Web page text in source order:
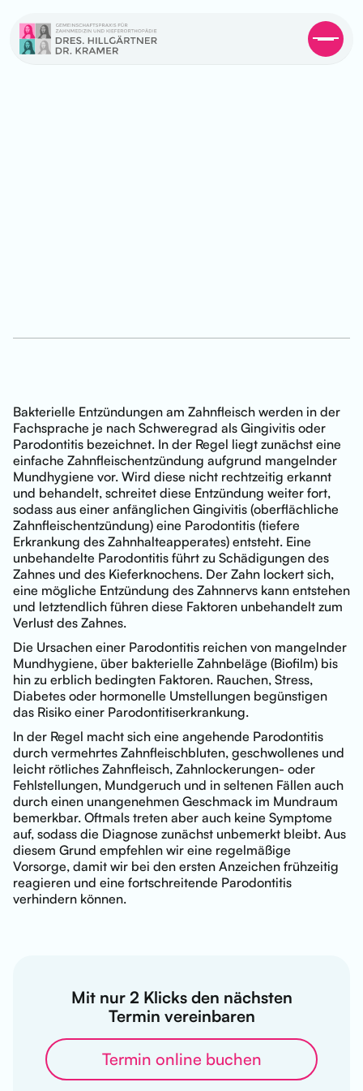
Bakterielle Entzündungen am Zahnfleisch werden in der
Fachsprache je nach Schweregrad als Gingivitis oder
Parodontitis bezeichnet. In der Regel liegt zunächst eine
einfache Zahnfleischentzündung aufgrund mangelnder
Mundhygiene vor. Wird diese nicht rechtzeitig erkannt
und behandelt, schreitet diese Entzündung weiter fort,
sodass aus einer anfänglichen Gingivitis (oberflächliche
Zahnfleischentzündung) eine Parodontitis (tiefere
Erkrankung des Zahnhalteapperates) entsteht. Eine
unbehandelte Parodontitis führt zu Schädigungen des
Zahnes und des Kieferknochens. Der Zahn lockert sich,
eine mögliche Entzündung des Zahnnervs kann entstehen
und letztendlich führen diese Faktoren unbehandelt zum
Verlust des Zahnes.
Die Ursachen einer Parodontitis reichen von mangelnder
Mundhygiene, über bakterielle Zahnbeläge (Biofilm) bis
hin zu erblich bedingten Faktoren. Rauchen, Stress,
Diabetes oder hormonelle Umstellungen begünstigen
das Risiko einer Parodontitiserkrankung.
In der Regel macht sich eine angehende Parodontitis
durch vermehrtes Zahnfleischbluten, geschwollenes und
leicht rötliches Zahnfleisch, Zahnlockerungen- oder
Fehlstellungen, Mundgeruch und in seltenen Fällen auch
durch einen unangenehmen Geschmack im Mundraum
bemerkbar. Oftmals treten aber auch keine Symptome
auf, sodass die Diagnose zunächst unbemerkt bleibt. Aus
diesem Grund empfehlen wir eine regelmäßige
Vorsorge, damit wir bei den ersten Anzeichen frühzeitig
reagieren und eine fortschreitende Parodontitis
verhindern können.
Mit nur 2 Klicks den nächsten
Termin vereinbaren
Termin online buchen